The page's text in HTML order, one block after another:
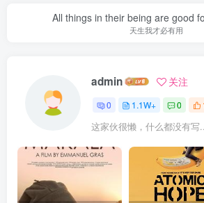
All things in their being are good
天生我才必有用
admin 关注
0 1.1W+ 0
这家伙很懒，什么都没有写